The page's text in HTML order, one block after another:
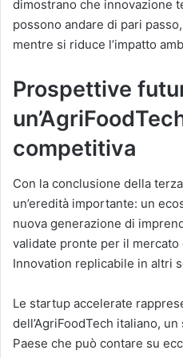
dimostrano che innovazione
possono andare di pari
mentre si riduce l’impatto
Prospettive
competitiva
Con la conclusione della
un’eredità importante: un
nuova generazione di
validate pronte per il mercato
Innovation replicabile in altri
Le startup accelerate
dell’AgriFoodTech italiano,
Paese che può contare su